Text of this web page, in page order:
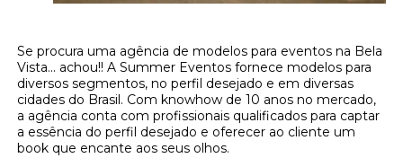
Se procura uma agência de modelos para eventos na Bela
Vista... achou!! A Summer Eventos fornece modelos para
diversos segmentos, no perfil desejado e em diversas
cidades do Brasil. Com knowhow de 10 anos no mercado,
a agência conta com profissionais qualificados para captar
a essência do perfil desejado e oferecer ao cliente um
book que encante aos seus olhos.